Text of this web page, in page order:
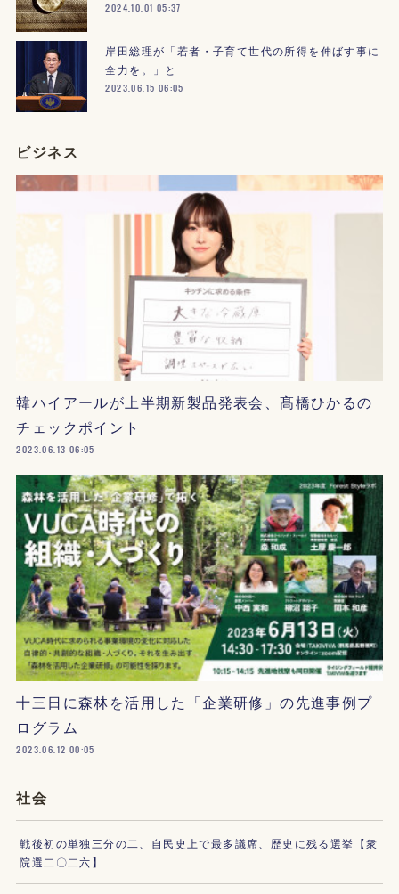
2024.10.01 05:37
岸田総理が「若者・子育て世代の所得を伸ばす事に
全力を。」と
2023.06.15 06:05
ビジネス
韓ハイアールが上半期新製品発表会、髙橋ひかるの
チェックポイント
2023.06.13 06:05
十三日に森林を活用した「企業研修」の先進事例プ
ログラム
2023.06.12 00:05
社会
戦後初の単独三分の二、自民史上で最多議席、歴史に残る選挙【衆
院選二〇二六】